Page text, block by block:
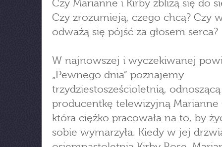
Czy Marianne i Kirby zbliżą się do
Czy zrozumieją, czego chcą? Czy
odważą się pójść za głosem serca?
W najnowszej i wyczekiwanej
„Pewnego dnia” poznajemy
trzydziestosześcioletnią,
producentkę telewizyjną Marianne
która ciężko pracowała na to, by
sobie wymarzyła. Kiedy w jej